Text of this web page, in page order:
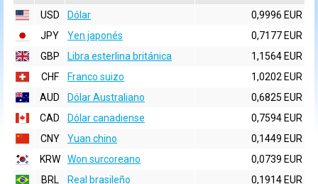
USD
Dólar
0,9996 EUR
JPY
Yen japonés
0,7177 EUR
GBP
Libra esterlina británica
1,1564 EUR
CHF
Franco suizo
1,0202 EUR
AUD
Dólar Australiano
0,6825 EUR
CAD
Dólar canadiense
0,7594 EUR
CNY
Yuan chino
0,1449 EUR
KRW
Won surcoreano
0,0739 EUR
BRL
Real brasileño
0,1914 EUR